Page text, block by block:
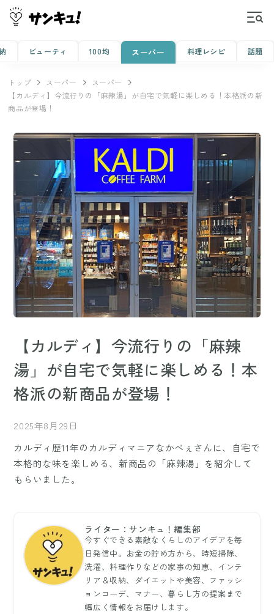
ビューティ 100均 スーパー 料理レシピ 話題
トップ スーパー
スーパー
【カルディ】今流行りの「麻辣湯」が自宅で気軽に楽しめる！本格派の新
商品が登場！
【カルディ】今流行りの「麻辣
湯」が自宅で気軽に楽しめる！本
格派の新商品が登場！
2025年8月29日
カルディ歴11年のカルディマニアなかべぇさんに、自宅で
本格的な味を楽しめる、新商品の「麻辣湯」を紹介して
もらいました。
ライター：サンキュ！編集部
今すぐできる素敵なくらしのアイデアを毎
日発信中。お金の貯め方から、時短掃除、
洗濯、料理作りなどの家事の知恵、インテ
リア＆収納、ダイエットや美容、ファッシ
ョンコーデ、マナー、暮らし方の提案まで
幅広く情報をお届けします。